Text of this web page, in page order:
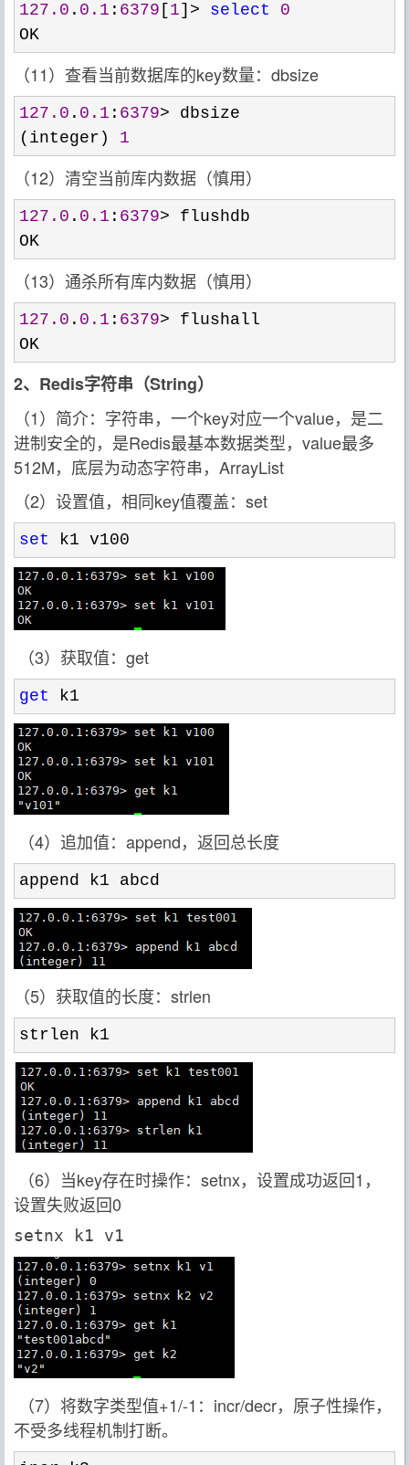
127.0 . 0.1 : 6379 [ 1]> select
0
OK
（11）查看当前数据库的key数量：dbsize
127.0 . 0.1 : 6379> dbsize
(integer) 1
（12）清空当前库内数据（慎用）
127.0 . 0.1 : 6379> flushdb
OK
（13）通杀所有库内数据（慎用）
127.0 . 0.1 : 6379> flushall
OK
2、Redis字符串（String）
（1）简介：字符串，一个key对应一个value，是二
进制安全的，是Redis最基本数据类型，value最多
512M，底层为动态字符串，ArrayList
（2）设置值，相同key值覆盖：set
set k1 v100
（3）获取值：get
get k1
（4）追加值：append，返回总长度
append k1 abcd
（5）获取值的长度：strlen
strlen k1
（6）当key存在时操作：setnx，设置成功返回1，
设置失败返回0
（7）将数字类型值+1/-1：incr/decr，原子性操作，
不受多线程机制打断。